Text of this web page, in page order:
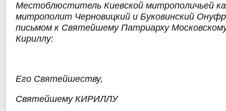
Местоблюститель Киевской митрополичьей
митрополит Черновицкий и Буковинский
письмом к Святейшему Патриарху
Кириллу:
Его Святейшеству,
Святейшему КИРИЛЛУ